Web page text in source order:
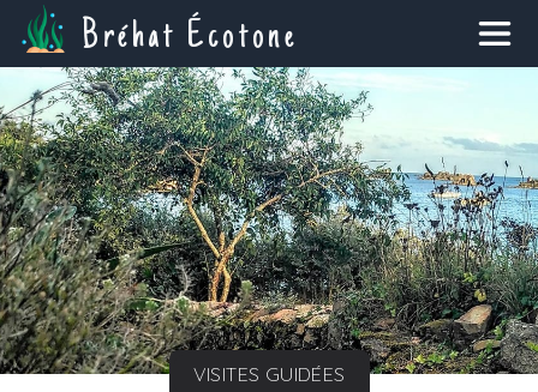
Bréhat Écotone
VISITES GUIDÉES